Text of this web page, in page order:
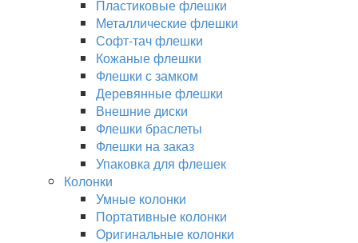
Пластиковые флешки
Металлические флешки
Софт-тач флешки
Кожаные флешки
Флешки с замком
Деревянные флешки
Внешние диски
Флешки браслеты
Флешки на заказ
Упаковка для флешек
Колонки
Умные колонки
Портативные колонки
Оригинальные колонки